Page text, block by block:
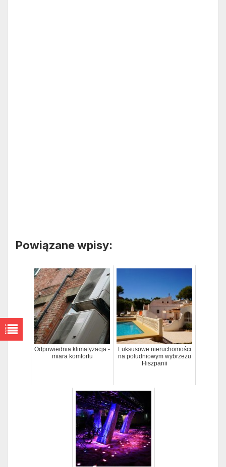
Powiązane wpisy:
Odpowiednia klimatyzacja -
miara komfortu
Luksusowe nieruchomości
na południowym wybrzeżu
Hiszpanii